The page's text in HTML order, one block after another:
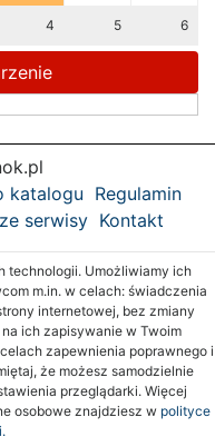
4 5 6
katalogu Regulamin
serwisy Kontakt
technologii. Umożliwiamy ich
m.in. w celach: świadczenia
internetowej, bez zmiany
ich zapisywanie w Twoim
zapewnienia poprawnego i
że możesz samodzielnie
przeglądarki. Więcej
osobowe znajdziesz w polityce